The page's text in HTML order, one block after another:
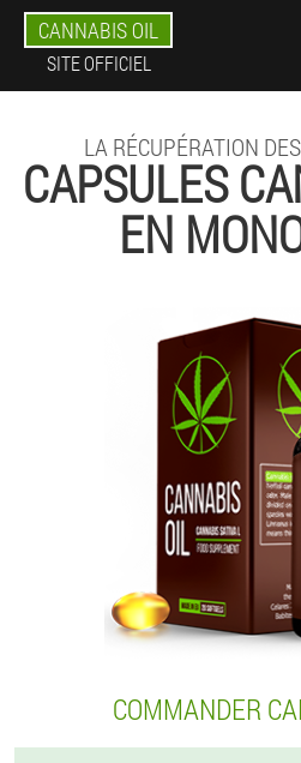
CANNABIS OIL
SITE OFFICIEL
LA RÉCUPÉRATION
CAPSULES
EN
COMMANDER